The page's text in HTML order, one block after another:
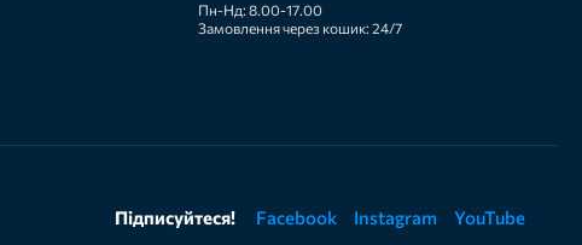
Пн-Нд: 8.00-17.00
Замовлення через кошик: 24/7
Підписуйтеся! Facebook Instagram YouTube